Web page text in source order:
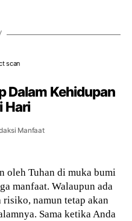
scan
Dalam Kehidupan
Hari
Manfaat
oleh Tuhan di muka bumi
manfaat. Walaupun ada
risiko, namun tetap akan
Sama ketika Anda